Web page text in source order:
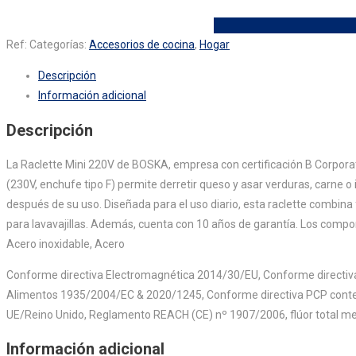
Ref: Categorías: Accesorios de cocina, Hogar
Descripción
Información adicional
Descripción
La Raclette Mini 220V de BOSKA, empresa con certificación B
(230V, enchufe tipo F) permite derretir queso y asar verduras, carne
después de su uso. Diseñada para el uso diario, esta raclette
para lavavajillas. Además, cuenta con 10 años de garantía. Los
Acero inoxidable, Acero
Conforme directiva Electromagnética 2014/30/EU, Conforme
Alimentos 1935/2004/EC & 2020/1245, Conforme directiva PCP
UE/Reino Unido, Reglamento REACH (CE) nº 1907/2006, flúor total
Información adicional